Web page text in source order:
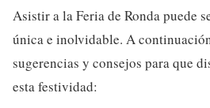
Asistir a la Feria de Ronda puede
única e inolvidable. A
sugerencias y consejos para que
esta festividad: